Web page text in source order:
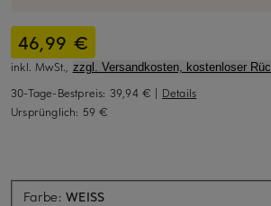
46,99 €
inkl. MwSt., zzgl. Versandkosten, kostenloser
30-Tage-Bestpreis: 39,94 € | Details
Ursprünglich: 59 €
Farbe:WEISS